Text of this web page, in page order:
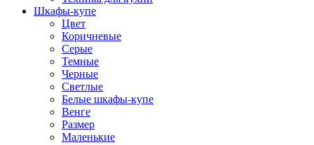
Шкафы-купе
Цвет
Коричневые
Серые
Темные
Черные
Светлые
Белые шкафы-купе
Венге
Размер
Маленькие